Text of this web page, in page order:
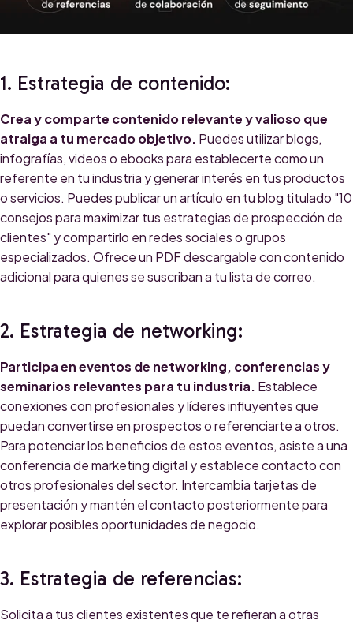
1. Estrategia de contenido:
Crea y comparte contenido relevante y valioso que
atraiga a tu mercado objetivo. Puedes utilizar blogs,
infografías, videos o ebooks para establecerte como un
referente en tu industria y generar interés en tus productos
o servicios. Puedes publicar un artículo en tu blog titulado "10
consejos para maximizar tus estrategias de prospección de
clientes" y compartirlo en redes sociales o grupos
especializados. Ofrece un PDF descargable con contenido
adicional para quienes se suscriban a tu lista de correo.
2. Estrategia de networking:
Participa en eventos de networking, conferencias y
seminarios relevantes para tu industria. Establece
conexiones con profesionales y líderes influyentes que
puedan convertirse en prospectos o referenciarte a otros.
Para potenciar los beneficios de estos eventos, asiste a una
conferencia de marketing digital y establece contacto con
otros profesionales del sector. Intercambia tarjetas de
presentación y mantén el contacto posteriormente para
explorar posibles oportunidades de negocio.
3. Estrategia de referencias:
Solicita a tus clientes existentes que te refieran a otras